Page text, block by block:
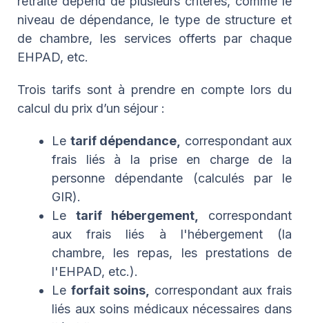
niveau de dépendance, le type de structure et
de chambre, les services offerts par chaque
EHPAD, etc.
Trois tarifs sont à prendre en compte lors du
calcul du prix d’un séjour :
Le tarif dépendance, correspondant aux
frais liés à la prise en charge de la
personne dépendante (calculés par le
GIR).
Le tarif hébergement, correspondant
aux frais liés à l'hébergement (la
chambre, les repas, les prestations de
l'EHPAD, etc.).
Le forfait soins, correspondant aux frais
liés aux soins médicaux nécessaires dans